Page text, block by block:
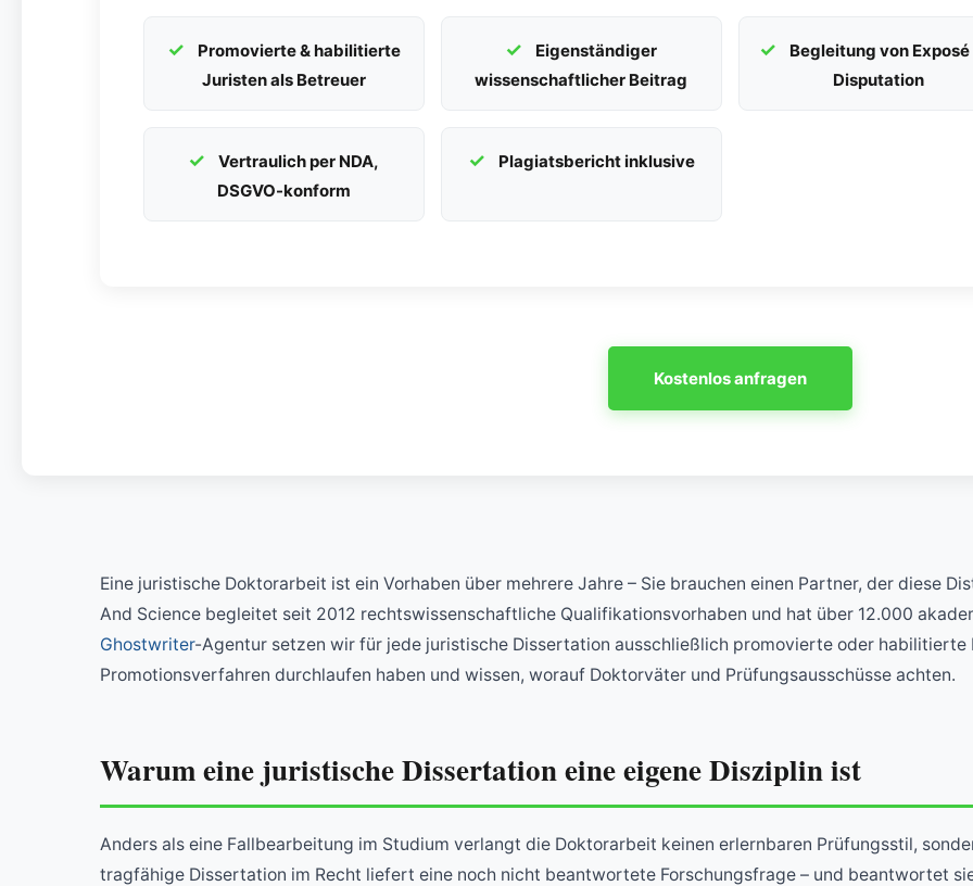
Promovierte & habilitierte
Juristen als Betreuer
Eigenständiger
wissenschaftlicher Beitrag
Begleitung von
Disputation
Vertraulich per NDA,
DSGVO-konform
Plagiatsbericht inklusive
Kostenlos anfragen
Eine juristische Doktorarbeit ist ein Vorhaben über mehrere Jahre – Sie brauchen einen Partner, der diese
And Science begleitet seit 2012 rechtswissenschaftliche Qualifikationsvorhaben und hat über 12.000
Ghostwriter-Agentur setzen wir für jede juristische Dissertation ausschließlich promovierte oder habilitierte
Promotionsverfahren durchlaufen haben und wissen, worauf Doktorväter und Prüfungsausschüsse achten.
Warum eine juristische Dissertation eine eigene Disziplin ist
Anders als eine Fallbearbeitung im Studium verlangt die Doktorarbeit keinen erlernbaren Prüfungsstil,
tragfähige Dissertation im Recht liefert eine noch nicht beantwortete Forschungsfrage – und beantwortet